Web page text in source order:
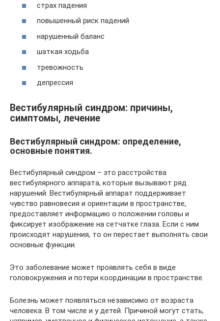
страх падения
повышенный риск падений
нарушенный баланс
шаткая ходьба
тревожность
депрессия
Вестибулярный синдром: причины,
симптомы, лечение
Вестибулярный синдром: определение,
основные понятия.
Вестибулярный синдром – это расстройства
вестибулярного аппарата, которые вызывают ряд
нарушений. Вестибулярный аппарат поддерживает
чувство равновесия и ориентации в пространстве,
предоставляет информацию о положении головы и
фиксирует изображение на сетчатке глаза. Если с ним
происходят нарушения, то он перестает выполнять свои
основные функции.
Это заболевание может проявлять себя в виде
головокружения и потери координации в пространстве.
Болезнь может появляться независимо от возраста
человека. В том числе и у детей. Причиной могут стать,